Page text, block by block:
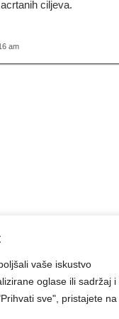
vaše iskustvo
oglase ili sadržaj i
sve", pristajete na
ciljeva.
am
prava zadržana.